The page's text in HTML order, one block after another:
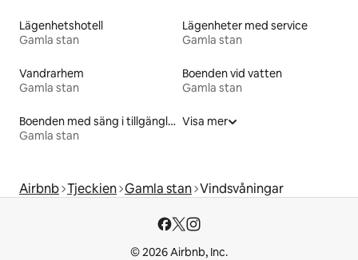
Lägenhetshotell
Gamla stan
Lägenheter med service
Gamla stan
Vandrarhem
Gamla stan
Boenden vid vatten
Gamla stan
Boenden med säng i tillgänglighetsanpassad höjd
Gamla stan
Visa mer
Airbnb Tjeckien Gamla stan Vindsvåningar
© 2026 Airbnb, Inc.